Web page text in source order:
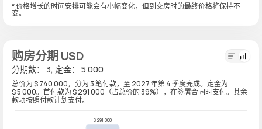
* 价格增长的时间安排可能会有小幅变化，但到交房时的最终价格将保持不
变。
购房分期 USD
分期数： 3, 定金： 5 000
总价为 $ 740 000，分为 3 笔付款，至 2027 年第 4 季度完成。定金为
$ 5 000。首付款为 $ 291 000（占总价的 39%），在签署合同时支付。其余
款项按照付款计划支付。